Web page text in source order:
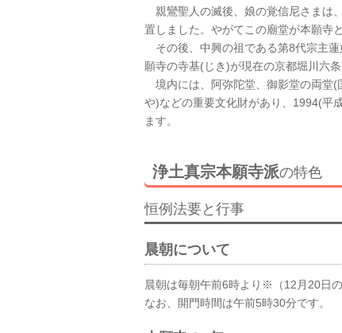
親鸞聖人の滅後、娘の覚信尼さまは
置しました。やがてこの廟堂が本願寺
その後、中興の祖である第8代宗主
願寺の寺基(じき)が現在の京都堀川六条
境内には、阿弥陀堂、御影堂の両堂(
や)などの重要文化財があり、1994(平
ます。
浄土真宗本願寺派の特色
恒例法要と行事
晨朝について
晨朝は毎朝午前6時より※（12月20日
なお、開門時間は午前5時30分です。